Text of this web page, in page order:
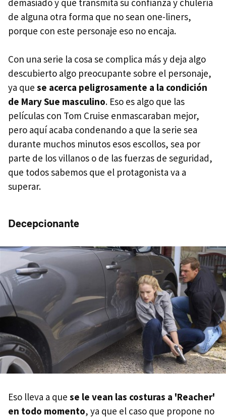
demasiado y que transmita su confianza y chulería
de alguna otra forma que no sean one-liners,
porque con este personaje eso no encaja.
Con una serie la cosa se complica más y deja algo
descubierto algo preocupante sobre el personaje,
ya que se acerca peligrosamente a la condición
de Mary Sue masculino. Eso es algo que las
películas con Tom Cruise enmascaraban mejor,
pero aquí acaba condenando a que la serie sea
durante muchos minutos esos escollos, sea por
parte de los villanos o de las fuerzas de seguridad,
que todos sabemos que el protagonista va a
superar.
Decepcionante
Eso lleva a que se le vean las costuras a 'Reacher'
en todo momento, ya que el caso que propone no